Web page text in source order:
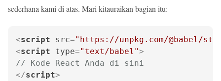
sederhana kami di atas. Mari kitauraikan bagian itu:
<script src="https://unpkg.com/@babel/
<script type="text/babel">
// Kode React Anda di sini
</script>